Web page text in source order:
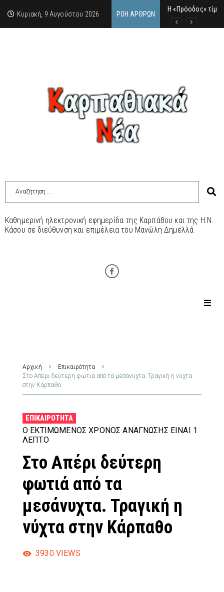
Κυριακή, 9 Αυγούστου 2026 ΡΟΉ ΆΡΘΡΩΝ
Η «Πρόοδος»
Ο Καρπάθιος
Από την πέτρα
Καθημερινή ηλεκτρονική εφημερίδα της Καρπάθου και της Η.Ν.
Κάσου σε διεύθυνση και επιμέλεια του Μανώλη Δημελλά
Αρχική
Επικαιρότητα
Στο Απέρι δεύτερη φωτιά από τα μεσάνυχτα. Τραγική η νύχτα
στην Κάρπαθο
ΕΠΙΚΑΙΡΌΤΗΤΑ
Ο ΕΚΤΙΜΏΜΕΝΟΣ ΧΡΌΝΟΣ ΑΝΆΓΝΩΣΗΣ ΕΊΝΑΙ 1
ΛΕΠΤΌ
Στο Απέρι δεύτερη
φωτιά από τα
μεσάνυχτα. Τραγική η
νύχτα στην Κάρπαθο
3930 VIEWS